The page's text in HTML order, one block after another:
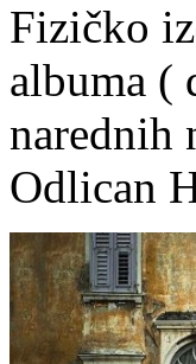
Fizičko
albuma (
narednih
Odlican